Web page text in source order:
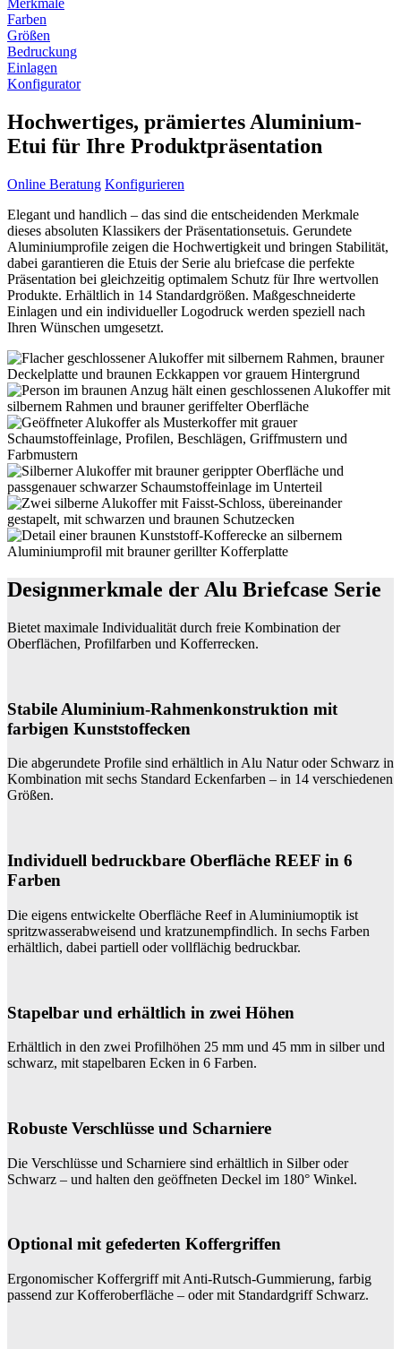
Merkmale
Farben
Größen
Bedruckung
Einlagen
Konfigurator
Hochwertiges, prämiertes Aluminium-
Etui für Ihre Produktpräsentation
Online Beratung Konfigurieren
Elegant und handlich – das sind die entscheidenden Merkmale
dieses absoluten Klassikers der Präsentationsetuis. Gerundete
Aluminiumprofile zeigen die Hochwertigkeit und bringen Stabilität,
dabei garantieren die Etuis der Serie alu briefcase die perfekte
Präsentation bei gleichzeitig optimalem Schutz für Ihre wertvollen
Produkte. Erhältlich in 14 Standardgrößen. Maßgeschneiderte
Einlagen und ein individueller Logodruck werden speziell nach
Ihren Wünschen umgesetzt.
Designmerkmale der Alu Briefcase Serie
Bietet maximale Individualität durch freie Kombination der
Oberflächen, Profilfarben und Kofferrecken.
Stabile Aluminium-Rahmenkonstruktion mit
farbigen Kunststoffecken
Die abgerundete Profile sind erhältlich in Alu Natur oder Schwarz in
Kombination mit sechs Standard Eckenfarben – in 14 verschiedenen
Größen.
Individuell bedruckbare Oberfläche REEF in 6
Farben
Die eigens entwickelte Oberfläche Reef in Aluminiumoptik ist
spritzwasserabweisend und kratzunempfindlich. In sechs Farben
erhältlich, dabei partiell oder vollflächig bedruckbar.
Stapelbar und erhältlich in zwei Höhen
Erhältlich in den zwei Profilhöhen 25 mm und 45 mm in silber und
schwarz, mit stapelbaren Ecken in 6 Farben.
Robuste Verschlüsse und Scharniere
Die Verschlüsse und Scharniere sind erhältlich in Silber oder
Schwarz – und halten den geöffneten Deckel im 180° Winkel.
Optional mit gefederten Koffergriffen
Ergonomischer Koffergriff mit Anti-Rutsch-Gummierung, farbig
passend zur Kofferoberfläche – oder mit Standardgriff Schwarz.